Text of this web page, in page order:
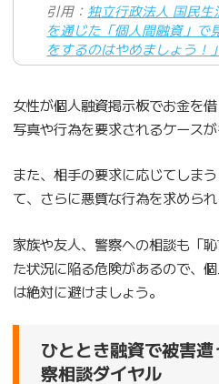
引用： 独立行政法人 国民
を通じた「個人間融資」で
をするのはやめましょう！」
女性が個人融資掲示板でお金を
写真や行為を要求されるケースが
また、相手の要求に応じてしま
て、さらに悪質な行為を求められ
家族や友人、警察への相談も「
た状況に陥る危険があるので、
は絶対に避けましょう。
ひととき融資で被害
察相談ダイヤル